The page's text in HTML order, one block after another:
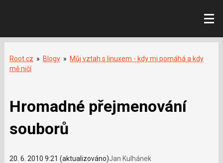
Root.cz » Blogy » Můj vztah s linuxem - kdy mi pomáhá a kdy
mě ničí
Hromadné přejmenování
souborů
20. 6. 2010 9:21 (aktualizováno)Jan Kulhánek